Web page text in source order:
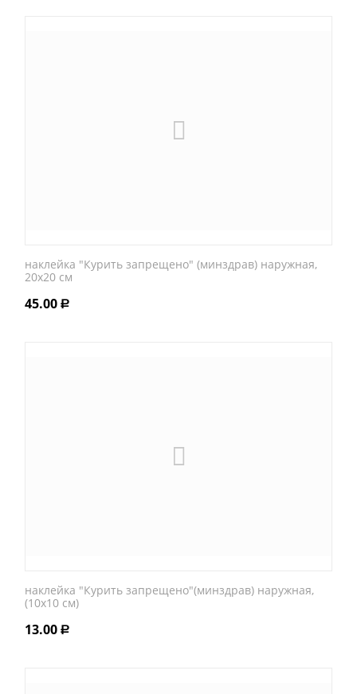
наклейка "Курить запрещено" (минздрав) наружная,
20х20 см
45.00 Р
наклейка "Курить запрещено"(минздрав) наружная,
(10х10 см)
13.00 Р